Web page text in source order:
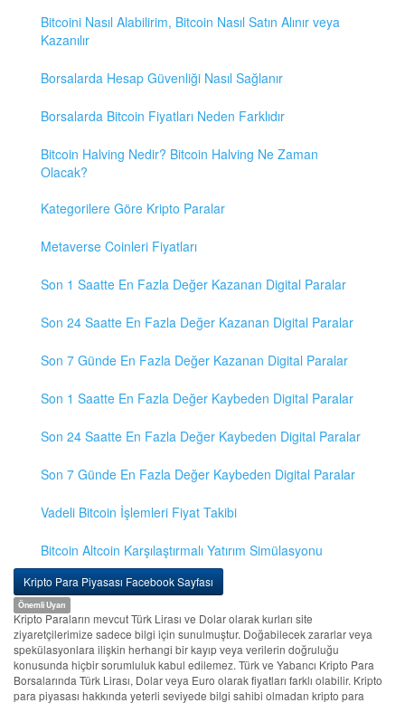
Bitcoini Nasıl Alabilirim, Bitcoin Nasıl Satın Alınır veya
Kazanılır
Borsalarda Hesap Güvenliği Nasıl Sağlanır
Borsalarda Bitcoin Fiyatları Neden Farklıdır
Bitcoin Halving Nedir? Bitcoin Halving Ne Zaman
Olacak?
Kategorilere Göre Kripto Paralar
Metaverse Coinleri Fiyatları
Son 1 Saatte En Fazla Değer Kazanan Digital Paralar
Son 24 Saatte En Fazla Değer Kazanan Digital Paralar
Son 7 Günde En Fazla Değer Kazanan Digital Paralar
Son 1 Saatte En Fazla Değer Kaybeden Digital Paralar
Son 24 Saatte En Fazla Değer Kaybeden Digital Paralar
Son 7 Günde En Fazla Değer Kaybeden Digital Paralar
Vadeli Bitcoin İşlemleri Fiyat Takibi
Bitcoin Altcoin Karşılaştırmalı Yatırım Simülasyonu
Kripto Para Piyasası Facebook Sayfası
Önemli Uyarı
Kripto Paraların mevcut Türk Lirası ve Dolar olarak kurları site
ziyaretçilerimize sadece bilgi için sunulmuştur. Doğabilecek zararlar veya
spekülasyonlara ilişkin herhangi bir kayıp veya verilerin doğruluğu
konusunda hiçbir sorumluluk kabul edilemez. Türk ve Yabancı Kripto Para
Borsalarında Türk Lirası, Dolar veya Euro olarak fiyatları farklı olabilir. Kripto
para piyasası hakkında yeterli seviyede bilgi sahibi olmadan kripto para